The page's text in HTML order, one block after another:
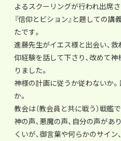
よるスクー リングが行われ出席
『信仰とビション』と題しての講
たです。
進藤先生がイエス様と出会い、救
仰経験を話して下さり、改めて神
りました。
神様の計画に従うか従わないか
か。
教会は（教会員と共に戦う）戦艦
神の声、悪魔の声、自分の声があ
くいが、御言葉や何らかのサイン